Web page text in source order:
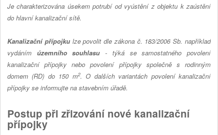
Je charakterizována úsekem potrubí od vyústění z objektu k zaústění
do hlavní kanalizační sítě.
Kanalizační přípojku lze povolit dle zákona č. 183/2006 Sb. například
vydáním územního souhlasu- týká se samostatného povolení
kanalizační přípojky nebo povolení přípojky společně s rodinným
domem (RD) do 150 m2. O dalších variantách povolení kanalizační
přípojky se informujte na stavebním úřadě.
Postup při zřizování nové kanalizační
přípojky